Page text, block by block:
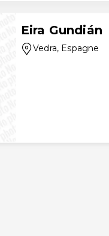
Eira Gundián
Vedra, Espagne